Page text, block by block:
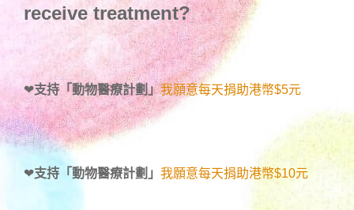
receive treatment?
❤支持「動物醫療計劃」我願意每天捐助港幣$5元
❤支持「動物醫療計劃」 我願意每天捐助港幣$10元